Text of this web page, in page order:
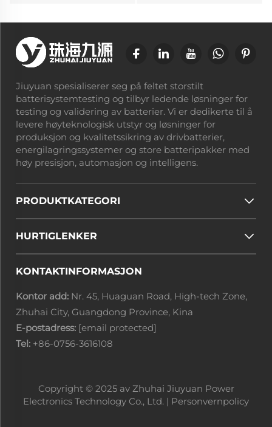
Jiuyuan spesialiserer seg på feltet storstilt
batterisystemtesting og tilbyr ledende løsninger for
testing og validering av batterier. Vi er dedikerte til å
levere høyteknologisk utstyr og løsninger for
produksjon og kvalitetssikring av drivbatterier,
energilagringssystemer og store batteripakker med
høy presisjon, automasjon og intelligens.
PRODUKTKATEGORI
HURTIGLENKER
KONTAKTINFORMASJON
Kontor add: Nr. 45, Huaguan Road, High-tech Zone,
Zhuhai City, Guangdong Province, Kina
E-postadress: [email protected]
Tel: +86-0756-3616108
Copyright © 2025 av Zhuhai Jiuyuan Power
Electronics Technology Co., Ltd. | Personvernpolicy